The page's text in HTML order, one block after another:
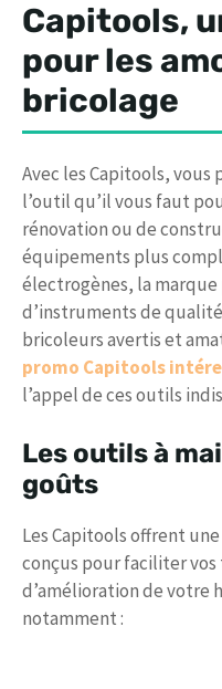
Capitools,
pour les
bricolage
Avec les Capitools,
l’outil qu’il vous faut
rénovation ou de
équipements plus
électrogènes, la
d’instruments de
bricoleurs avertis et
promo Capitools
l’appel de ces outils
Les outils à
goûts
Les Capitools offrent
conçus pour faciliter
d’amélioration de votre
notamment :